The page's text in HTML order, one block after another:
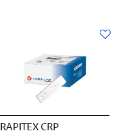
RAPITEX CRP